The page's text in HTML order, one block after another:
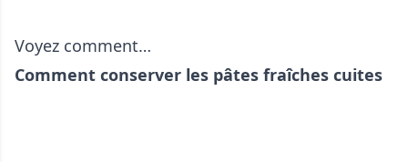
Voyez comment…
Comment conserver les pâtes fraîches cuites